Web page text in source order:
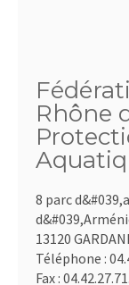
Rhône
8 parc
13120
Téléphone :
Fax :